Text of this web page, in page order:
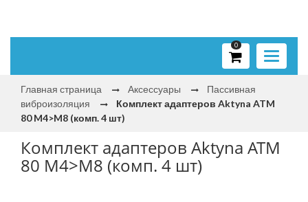
Toggle
0
Главная страница Аксессуары
Пассивная
виброизоляция
Комплект адаптеров Aktyna ATM
80 M4>M8 (комп. 4 шт)
Комплект адаптеров Aktyna ATM
80 M4>M8 (комп. 4 шт)